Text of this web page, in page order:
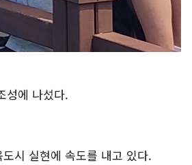
성에 나섰다.
시 실현에 속도를 내고 있다.